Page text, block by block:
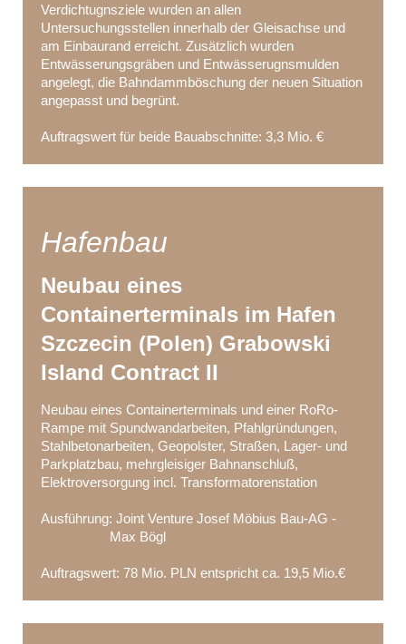
Verdichtugnsziele wurden an allen
Untersuchungsstellen innerhalb der Gleisachse und
am Einbaurand erreicht. Zusätzlich wurden
Entwässerungsgräben und Entwässerugnsmulden
angelegt, die Bahndammböschung der neuen Situation
angepasst und begrünt.
Auftragswert für beide Bauabschnitte: 3,3 Mio. €
Hafenbau
Neubau eines
Containerterminals im Hafen
Szczecin (Polen) Grabowski
Island Contract II
Neubau eines Containerterminals und einer RoRo-
Rampe mit Spundwandarbeiten, Pfahlgründungen,
Stahlbetonarbeiten, Geopolster, Straßen, Lager- und
Parkplatzbau, mehrgleisiger Bahnanschluß,
Elektroversorgung incl. Transformatorenstation
Ausführung: Joint Venture Josef Möbius Bau-AG -
Max Bögl
Auftragswert: 78 Mio. PLN entspricht ca. 19,5 Mio.€